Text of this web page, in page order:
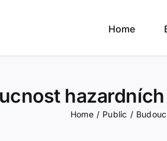
Home
Home / Public /